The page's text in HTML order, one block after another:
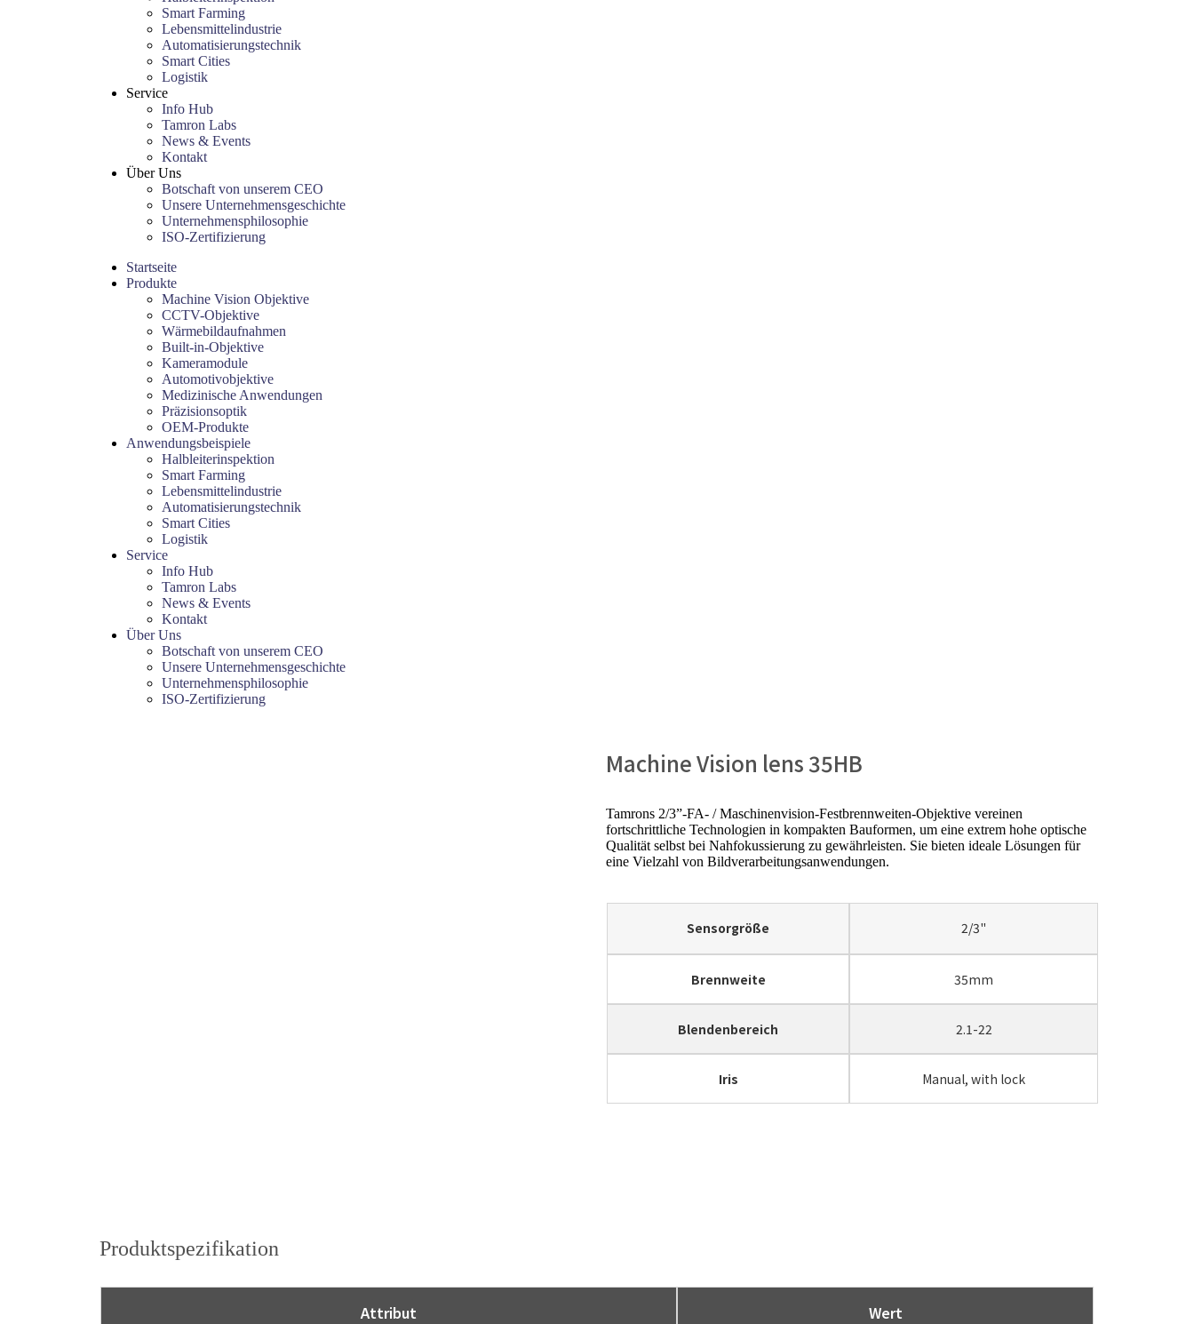
Smart Farming
Lebensmittelindustrie
Automatisierungstechnik
Smart Cities
Logistik
Service
Info Hub
Tamron Labs
News & Events
Kontakt
Über Uns
Botschaft von unserem CEO
Unsere Unternehmensgeschichte
Unternehmensphilosophie
ISO-Zertifizierung
Startseite
Produkte
Machine Vision Objektive
CCTV-Objektive
Wärmebildaufnahmen
Built-in-Objektive
Kameramodule
Automotivobjektive
Medizinische Anwendungen
Präzisionsoptik
OEM-Produkte
Anwendungsbeispiele
Halbleiterinspektion
Smart Farming
Lebensmittelindustrie
Automatisierungstechnik
Smart Cities
Logistik
Service
Info Hub
Tamron Labs
News & Events
Kontakt
Über Uns
Botschaft von unserem CEO
Unsere Unternehmensgeschichte
Unternehmensphilosophie
ISO-Zertifizierung
Machine Vision lens 35HB
Tamrons 2/3”-FA- / Maschinenvision-Festbrennweiten-Objektive vereinen
fortschrittliche Technologien in kompakten Bauformen, um eine extrem hohe optische
Qualität selbst bei Nahfokussierung zu gewährleisten. Sie bieten ideale Lösungen für
eine Vielzahl von Bildverarbeitungsanwendungen.
Sensorgröße 2/3"
Brennweite 35mm
Blendenbereich 2.1-22
Iris Manual, with lock
Produktspezifikation
Attribut Wert